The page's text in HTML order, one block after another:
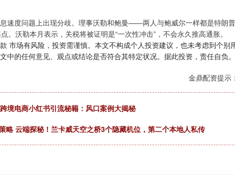
速度问题上出现分歧。理事沃勒和鲍曼——两人与鲍威尔一样都是特
。沃勒本月表示，关税将被证明是“一次性冲击”，不会永久推高通胀。
市场有风险，投资需谨慎。本文不构成个人投资建议，也未考虑到个别
中的任何意见、观点或结论是否符合其特定状况。据此投资，责任自负。
金鼎配资提示
境电商小红书引流秘籍：风口案例大揭秘
略 云端探秘！兰卡威天空之桥3个隐藏机位，第二个本地人私传